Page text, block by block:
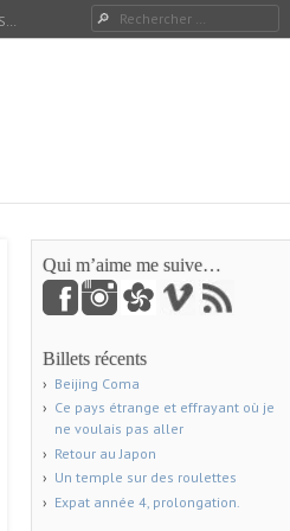
Rechercher
Qui m’aime me suive…
Billets récents
Beijing Coma
Ce pays étrange et effrayant où je
ne voulais pas aller
Retour au Japon
Un temple sur des roulettes
Expat année 4, prolongation.